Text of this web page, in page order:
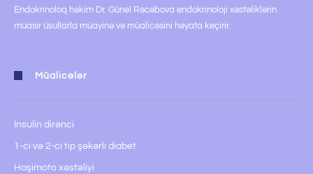
Endokrinoloq həkim Dr. Günel Rəcəbova endokrinoloji xəstəliklərin
müasir üsullarla müayinə və müalicəsini həyata keçirir.
Müalicələr
İnsulin dirənci
1-ci və 2-ci tip şəkərli diabet
Haşimoto xəstəliyi